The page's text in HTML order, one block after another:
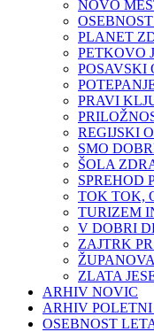
NOVO
PLANET
PETKOVO
POSAVSKI
PRAVI
REGIJSKI
SMO
ŠOLA
SPREHOD
TOK TOK,
TURIZEM
V DOBRI
ZAJTRK
ZLATA
ARHIV NOVIC
ARHIV
OSEBNOST